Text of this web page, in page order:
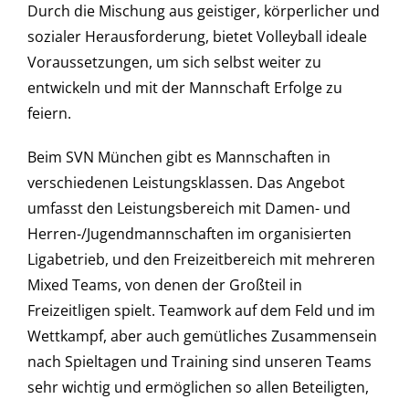
Durch die Mischung aus geistiger, körperlicher und
sozialer Herausforderung, bietet Volleyball ideale
Voraussetzungen, um sich selbst weiter zu
entwickeln und mit der Mannschaft Erfolge zu
feiern.
Beim SVN München gibt es Mannschaften in
verschiedenen Leistungsklassen. Das Angebot
umfasst den Leistungsbereich mit Damen- und
Herren-/Jugendmannschaften im organisierten
Ligabetrieb, und den Freizeitbereich mit mehreren
Mixed Teams, von denen der Großteil in
Freizeitligen spielt. Teamwork auf dem Feld und im
Wettkampf, aber auch gemütliches Zusammensein
nach Spieltagen und Training sind unseren Teams
sehr wichtig und ermöglichen so allen Beteiligten,